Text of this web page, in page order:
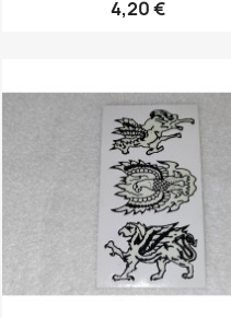
4,20 €